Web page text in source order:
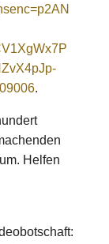
.
Helfen